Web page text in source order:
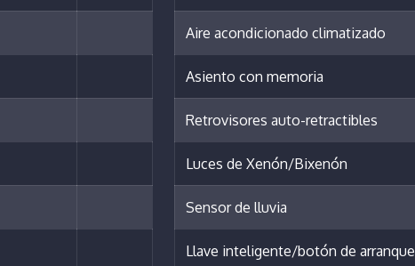
Aire acondicionado climatizado
Asiento con memoria
Retrovisores auto-retractibles
Luces de Xenón/Bixenón
Sensor de lluvia
Llave inteligente/botón de arranque